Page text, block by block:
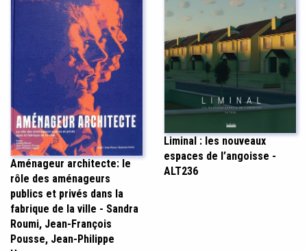
Aménageur architecte: le
rôle des aménageurs
publics et privés dans la
fabrique de la ville - Sandra
Roumi, Jean-François
Pousse, Jean-Philippe
Liminal : les nouveaux
espaces de l’angoisse -
ALT236